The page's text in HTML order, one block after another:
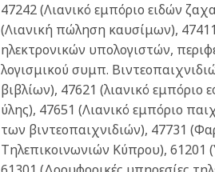
47242 (Λιανικό εμπόριο ειδών
(Λιανική πώληση καυσίμων),
ηλεκτρονικών υπολογιστών,
λογισμικού συμπ.
βιβλίων), 47621 (λιανικό εμπόριο
ύλης), 47651 (Λιανικό εμπόριο
των βιντεοπαιχνιδιών), 47731
Τηλεπικοινωνιών Κύπρου), 61201